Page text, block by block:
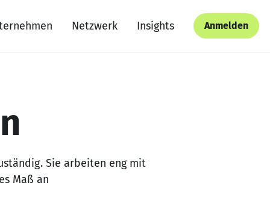
Netzwerk Insights Anmelden
Sie arbeiten eng mit
Maß an